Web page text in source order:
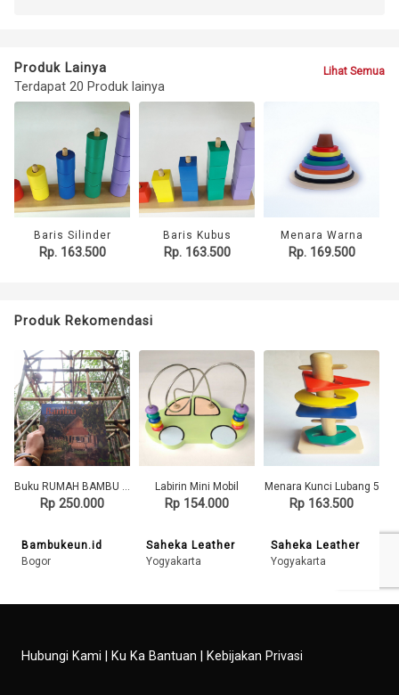
Produk Lainya
Terdapat 20 Produk lainya
Lihat Semua
Baris Silinder
Rp. 163.500
Baris Kubus
Rp. 163.500
Menara Warna
Rp. 169.500
Produk Rekomendasi
Buku RUMAH BAMBU - Arsitektur Khas Jawa Barat
Rp 250.000
Bambukeun.id
Bogor
Labirin Mini Mobil
Rp 154.000
Saheka Leather
Yogyakarta
Menara Kunci Lubang 5
Rp 163.500
Saheka Leather
Yogyakarta
Hubungi Kami Ku Ka Bantuan Kebijakan Privasi